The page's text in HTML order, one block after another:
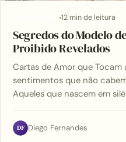
APLICATIVOS 12 min de leitura
Segredos do Modelo
Proibido Revelados
Cartas de Amor que Tocam
sentimentos que não
Aqueles que nascem em
DF Diego Fernandes